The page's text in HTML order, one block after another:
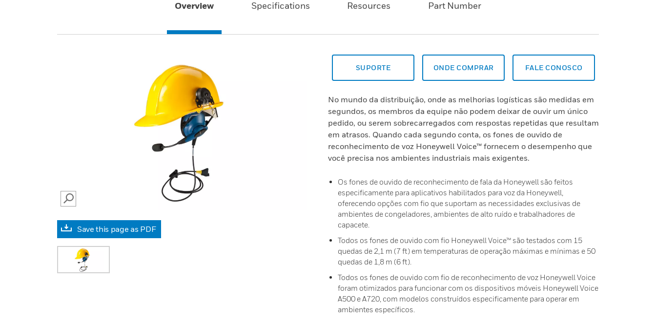
Overview Specifications Resources Part Number
SEARCH
Save this page as PDF
SUPORTE ONDE COMPRAR FALE CONOSCO
No mundo da distribuição, onde as melhorias logísticas são medidas em
segundos, os membros da equipe não podem deixar de ouvir um único
pedido, ou serem sobrecarregados com respostas repetidas que resultam
em atrasos. Quando cada segundo conta, os fones de ouvido de
reconhecimento de voz Honeywell Voice™ fornecem o desempenho que
você precisa nos ambientes industriais mais exigentes.
Os fones de ouvido de reconhecimento de fala da Honeywell são feitos
especificamente para aplicativos habilitados para voz da Honeywell,
oferecendo opções com fio que suportam as necessidades exclusivas de
ambientes de congeladores, ambientes de alto ruído e trabalhadores de
capacete.
Todos os fones de ouvido com fio Honeywell Voice™ são testados com 15
quedas de 2,1 m (7 ft) em temperaturas de operação máximas e mínimas e 50
quedas de 1,8 m (6 ft).
Todos os fones de ouvido com fio de reconhecimento de voz Honeywell Voice
foram otimizados para funcionar com os dispositivos móveis Honeywell Voice
A500 e A720, com modelos construídos especificamente para operar em
ambientes específicos.